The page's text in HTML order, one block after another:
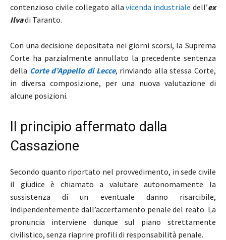
contenzioso civile collegato allavicenda industriale dell’ex
Ilvadi Taranto.
Con una decisione depositata nei giorni scorsi, la Suprema
Corte ha parzialmente annullato la precedente sentenza
della Corte d’Appello di Lecce, rinviando alla stessa Corte,
in diversa composizione, per una nuova valutazione di
alcune posizioni.
Il principio affermato dalla
Cassazione
Secondo quanto riportato nel provvedimento, in sede civile
il giudice è chiamato a valutare autonomamente la
sussistenza di un eventuale danno risarcibile,
indipendentemente dall’accertamento penale del reato. La
pronuncia interviene dunque sul piano strettamente
civilistico, senza riaprire profili di responsabilità penale.